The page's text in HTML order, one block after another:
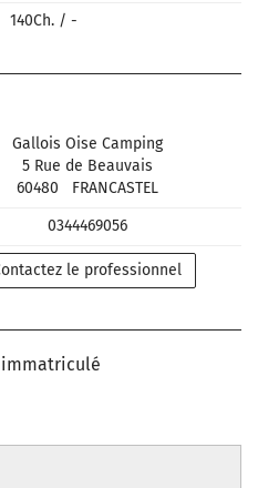
140Ch. / -
Gallois Oise Camping
5 Rue de Beauvais
60480
FRANCASTEL
0344469056
le professionnel